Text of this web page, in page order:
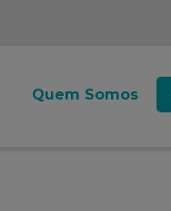
Quem Somos